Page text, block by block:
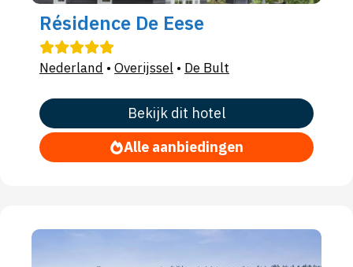
Résidence De Eese
Nederland • Overijssel • De Bult
Bekijk dit hotel
Alle aanbiedingen